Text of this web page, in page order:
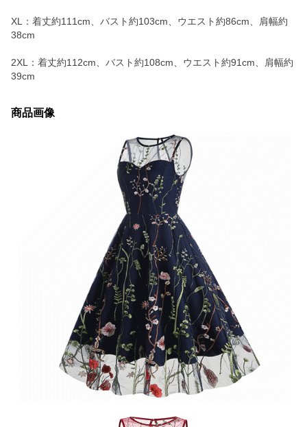
XL：着丈約111cm、バスト約103cm、ウエスト約86cm、肩幅約
38cm
2XL：着丈約112cm、バスト約108cm、ウエスト約91cm、肩幅約
39cm
商品画像